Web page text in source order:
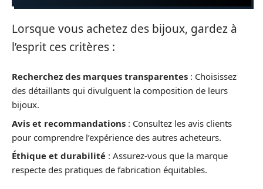
Lorsque vous achetez des bijoux, gardez à
l’esprit ces critères :
Recherchez des marques transparentes : Choisissez
des détaillants qui divulguent la composition de leurs
bijoux.
Avis et recommandations : Consultez les avis clients
pour comprendre l’expérience des autres acheteurs.
Éthique et durabilité : Assurez-vous que la marque
respecte des pratiques de fabrication équitables.